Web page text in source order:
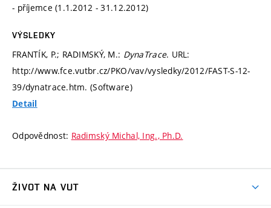
- příjemce (1.1.2012 - 31.12.2012)
VÝSLEDKY
FRANTÍK, P.; RADIMSKÝ, M.: DynaTrace. URL:
http://www.fce.vutbr.cz/PKO/vav/vysledky/2012/FAST-S-12-
39/dynatrace.htm. (Software)
Detail
Odpovědnost: Radimský Michal, Ing., Ph.D.
ŽIVOT NA VUT